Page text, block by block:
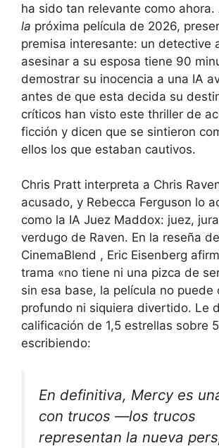
ha sido tan relevante como ahora.
la próxima película de 2026,
premisa interesante: un detective
asesinar a su esposa tiene 90
demostrar su inocencia a una IA
antes de que esta decida su
críticos han visto este thriller de
ficción y dicen que se sintieron
ellos los que estaban cautivos.
Chris Pratt interpreta a Chris
acusado, y Rebecca Ferguson lo
como la IA Juez Maddox: juez,
verdugo de Raven. En la reseña de
CinemaBlend , Eric Eisenberg
trama «no tiene ni una pizca de
sin esa base, la película no puede
profundo ni siquiera divertido. Le
calificación de 1,5 estrellas sobre
escribiendo:
En definitiva, Mercy es
con trucos —los trucos
representan la nueva